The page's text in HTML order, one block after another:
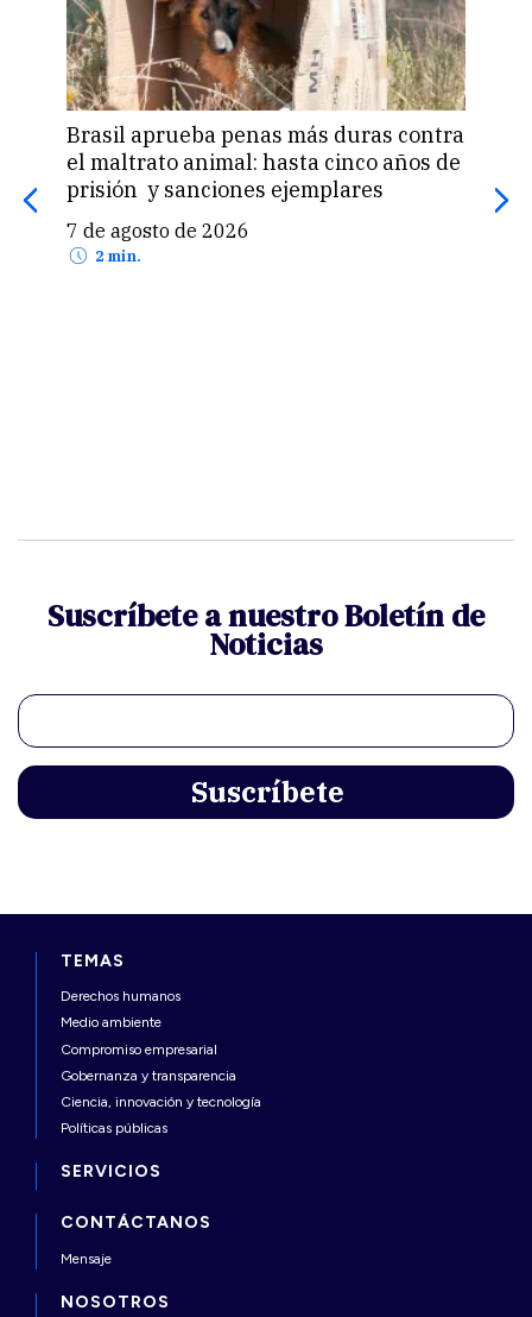
Brasil aprueba penas más duras contra
el maltrato animal: hasta cinco años de
prisión y sanciones ejemplares
7 de agosto de 2026
2 min.
Suscríbete a nuestro Boletín de
Noticias
TEMAS
Derechos humanos
Medio ambiente
Compromiso empresarial
Gobernanza y transparencia
Ciencia, innovación y tecnología
Políticas públicas
SERVICIOS
CONTÁCTANOS
Mensaje
NOSOTROS